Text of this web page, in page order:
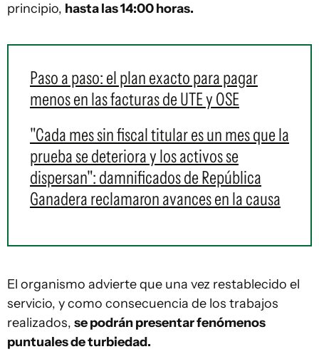
principio, hasta las 14:00 horas.
Paso a paso: el plan exacto para pagar
menos en las facturas de UTE y OSE
"Cada mes sin fiscal titular es un mes que la
prueba se deteriora y los activos se
dispersan": damnificados de República
Ganadera reclamaron avances en la causa
El organismo advierte que una vez restablecido el
servicio, y como consecuencia de los trabajos
realizados, se podrán presentar fenómenos
puntuales de turbiedad.